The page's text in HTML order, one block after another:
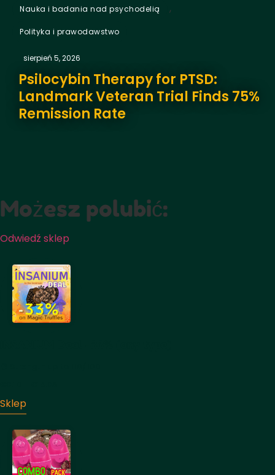
Nauka i badania nad psychodelią ,
Polityka i prawodawstwo
sierpień 5, 2026
Psilocybin Therapy for PTSD:
Landmark Veteran Trial Finds 75%
Remission Rate
Możesz polubić:
Odwiedź sklep
€14.85
Sklep